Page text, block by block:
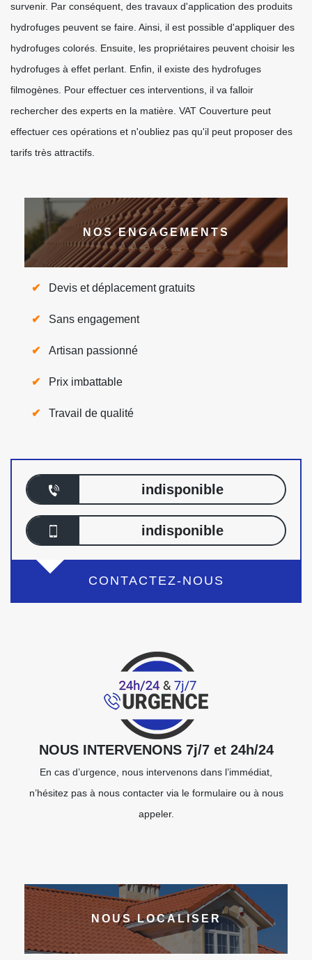
survenir. Par conséquent, des travaux d'application des produits
hydrofuges peuvent se faire. Ainsi, il est possible d'appliquer des
hydrofuges colorés. Ensuite, les propriétaires peuvent choisir les
hydrofuges à effet perlant. Enfin, il existe des hydrofuges
filmogènes. Pour effectuer ces interventions, il va falloir
rechercher des experts en la matière. VAT Couverture peut
effectuer ces opérations et n'oubliez pas qu'il peut proposer des
tarifs très attractifs.
NOS ENGAGEMENTS
Devis et déplacement gratuits
Sans engagement
Artisan passionné
Prix imbattable
Travail de qualité
indisponible
indisponible
CONTACTEZ-NOUS
NOUS INTERVENONS 7j/7 et 24h/24
En cas d’urgence, nous intervenons dans l’immédiat,
n’hésitez pas à nous contacter via le formulaire ou à nous
appeler.
NOUS LOCALISER